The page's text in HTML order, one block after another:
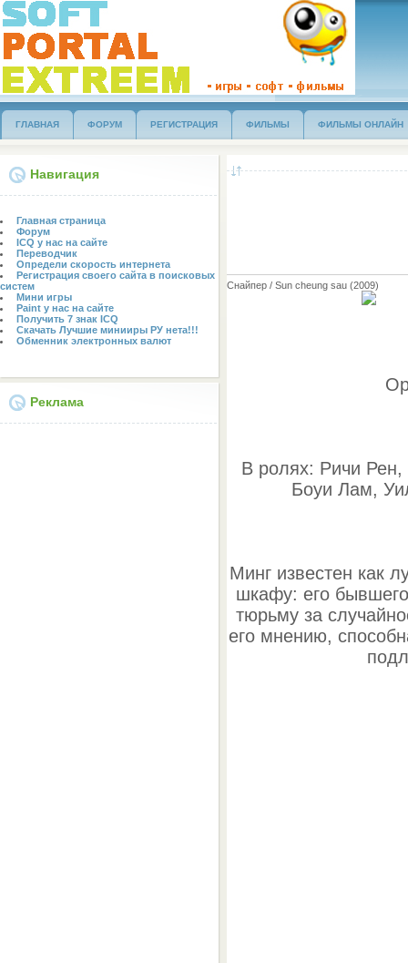
ГЛАВНАЯ ФОРУМ РЕГИСТРАЦИЯ ФИЛЬМЫ ФИЛЬМЫ ОНЛАЙН
Навигация
Главная страница
Форум
ICQ у нас на сайте
Переводчик
Определи скорость интернета
Регистрация своего сайта в поисковых
систем
Мини игры
Paint у нас на сайте
Получить 7 знак ICQ
Скачать Лучшие минииры РУ нета!!!
Обменник электронных валют
Реклама
Снайпер / Sun cheung sau (2009)
В ролях: Ричи
Боуи Лам,
Минг известен как
шкафу: его
тюрьму за
его мнению,